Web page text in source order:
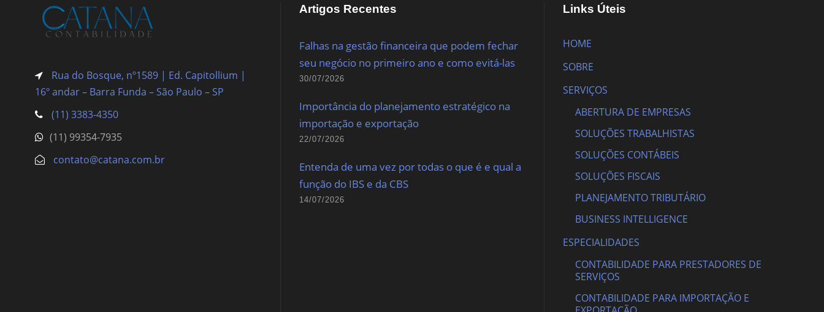
Rua do Bosque, nº1589 | Ed. Capitollium |
16º andar – Barra Funda – São Paulo – SP
(11) 3383-4350
(11) 99354-7935
contato@catana.com.br
Artigos Recentes
Falhas na gestão financeira que podem fechar
seu negócio no primeiro ano e como evitá-las
30/07/2026
Importância do planejamento estratégico na
importação e exportação
22/07/2026
Entenda de uma vez por todas o que é e qual a
função do IBS e da CBS
14/07/2026
Links Úteis
HOME
SOBRE
SERVIÇOS
ABERTURA DE EMPRESAS
SOLUÇÕES TRABALHISTAS
SOLUÇÕES CONTÁBEIS
SOLUÇÕES FISCAIS
PLANEJAMENTO TRIBUTÁRIO
BUSINESS INTELLIGENCE
ESPECIALIDADES
CONTABILIDADE PARA PRESTADORES DE
SERVIÇOS
CONTABILIDADE PARA IMPORTAÇÃO E